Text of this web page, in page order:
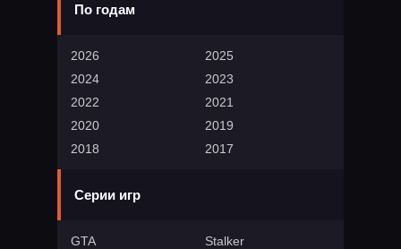
По годам
2026
2025
2024
2023
2022
2021
2020
2019
2018
2017
Серии игр
GTA
Stalker